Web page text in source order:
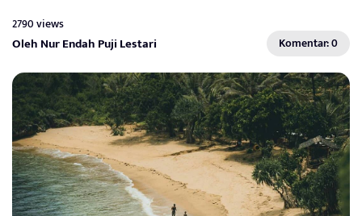
2790 views
Oleh Nur Endah Puji Lestari Komentar: 0